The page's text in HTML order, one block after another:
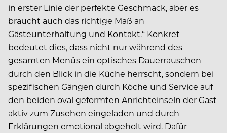
in erster Linie der perfekte Geschmack, aber es
braucht auch das richtige Maß an
Gästeunterhaltung und Kontakt.“ Konkret
bedeutet dies, dass nicht nur während des
gesamten Menüs ein optisches Dauerrauschen
durch den Blick in die Küche herrscht, sondern bei
spezifischen Gängen durch Köche und Service auf
den beiden oval geformten Anrichteinseln der Gast
aktiv zum Zusehen eingeladen und durch
Erklärungen emotional abgeholt wird. Dafür